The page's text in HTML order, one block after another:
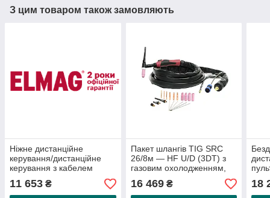
З цим товаром також замовляють
Ніжне дистанційне
керування/дистанційне
керування з кабелем
завдовжки 5 м K-FF1 для
всіх DD і AD
11 653 ₴
Пакет шлангів TIG SRC
26/8м — HF U/D (3DT) з
газовим охолодженням,
заглушка Ø 13 мм 35/50
мм2 вмик. Регулятор
16 469₴ 18